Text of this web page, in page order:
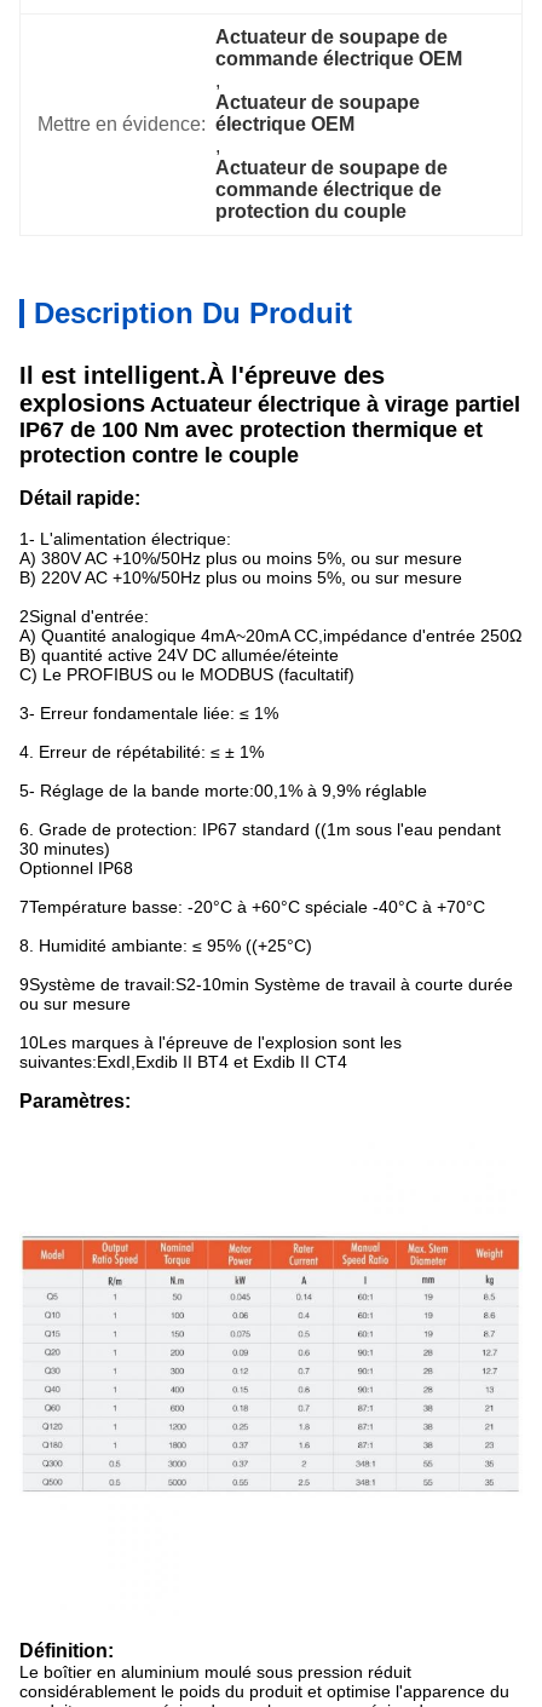
Mettre en évidence:
Actuateur de soupape de
commande électrique OEM
,
Actuateur de soupape
électrique OEM
,
Actuateur de soupape de
commande électrique de
protection du couple
Description Du Produit
Il est intelligent.À l'épreuve des
explosions Actuateur électrique à virage partiel
IP67 de 100 Nm avec protection thermique et
protection contre le couple
Détail rapide:
1- L'alimentation électrique:
A) 380V AC +10%/50Hz plus ou moins 5%, ou sur mesure
B) 220V AC +10%/50Hz plus ou moins 5%, ou sur mesure
2Signal d'entrée:
A) Quantité analogique 4mA~20mA CC,impédance d'entrée 250Ω
B) quantité active 24V DC allumée/éteinte
C) Le PROFIBUS ou le MODBUS (facultatif)
3- Erreur fondamentale liée: ≤ 1%
4. Erreur de répétabilité: ≤ ± 1%
5- Réglage de la bande morte:00,1% à 9,9% réglable
6. Grade de protection: IP67 standard ((1m sous l'eau pendant
30 minutes)
Optionnel IP68
7Température basse: -20°C à +60°C spéciale -40°C à +70°C
8. Humidité ambiante: ≤ 95% ((+25°C)
9Système de travail:S2-10min Système de travail à courte durée
ou sur mesure
10Les marques à l'épreuve de l'explosion sont les
suivantes:ExdI,Exdib II BT4 et Exdib II CT4
Paramètres:
Définition:
Le boîtier en aluminium moulé sous pression réduit
considérablement le poids du produit et optimise l'apparence du